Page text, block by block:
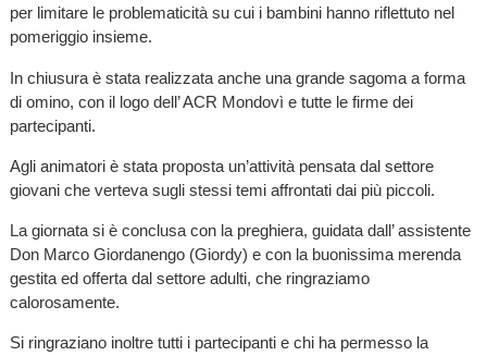
per limitare le problematicità su cui i bambini hanno riflettuto nel
pomeriggio insieme.
In chiusura è stata realizzata anche una grande sagoma a forma
di omino, con il logo dell’ ACR Mondovì e tutte le firme dei
partecipanti.
Agli animatori è stata proposta un’attività pensata dal settore
giovani che verteva sugli stessi temi affrontati dai più piccoli.
La giornata si è conclusa con la preghiera, guidata dall’ assistente
Don Marco Giordanengo (Giordy) e con la buonissima merenda
gestita ed offerta dal settore adulti, che ringraziamo
calorosamente.
Si ringraziano inoltre tutti i partecipanti e chi ha permesso la